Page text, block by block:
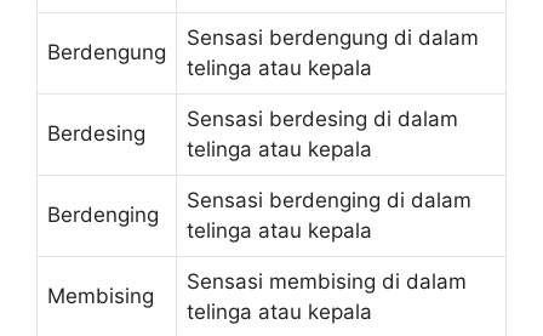
Berdengung
Sensasi berdengung di dalam
telinga atau kepala
Berdesing
Sensasi berdesing di dalam
telinga atau kepala
Berdenging
Sensasi berdenging di dalam
telinga atau kepala
Membising
Sensasi membising di dalam
telinga atau kepala